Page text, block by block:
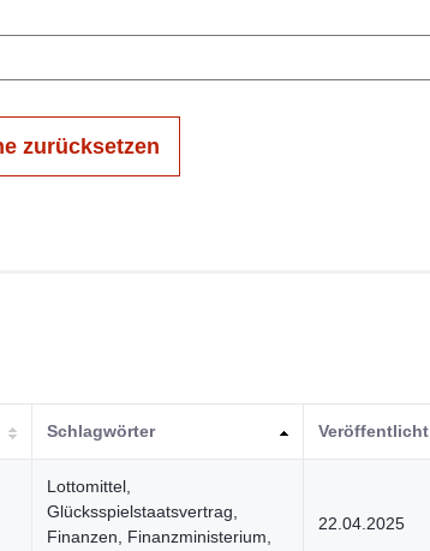
zurücksetzen
Schlagwörter Veröffentlicht
Lottomittel,
Glücksspielstaatsvertrag,
Finanzen, Finanzministerium,
22.04.2025